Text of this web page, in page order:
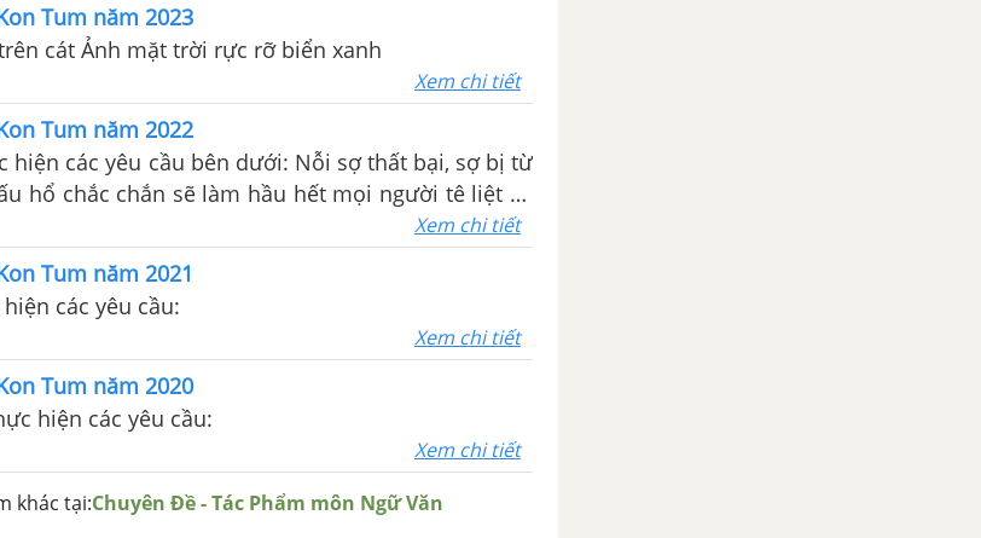
Tum năm 2023
cát Ảnh mặt trời rực rỡ biển xanh
Xem chi tiết
Tum năm 2022
hiện các yêu cầu bên dưới: Nỗi sợ thất bại, sợ bị từ
hổ chắc chắn sẽ làm hầu hết mọi người tê liệt và
Xem chi tiết
Tum năm 2021
các yêu cầu:
Xem chi tiết
Tum năm 2020
hiện các yêu cầu:
Xem chi tiết
khác tại:Chuyên Đề - Tác Phẩm môn Ngữ Văn